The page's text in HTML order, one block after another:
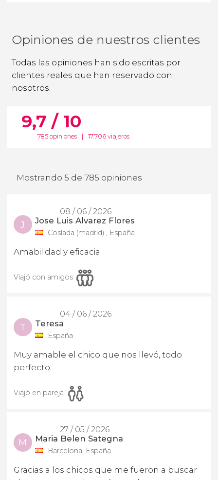
Opiniones de nuestros clientes
Todas las opiniones han sido escritas por
clientes reales que han reservado con
nosotros.
9,7 / 10
785 opiniones 17.706 viajeros
Mostrando 5 de 785 opiniones
08 / 06 / 2026
J Jose Luis Alvarez Flores
Coslada (madrid) , España
Amabilidad y eficacia
Viajó con amigos
04 / 06 / 2026
T Teresa
España
Muy amable el chico que nos llevó, todo
perfecto.
Viajó en pareja
27 / 05 / 2026
M Maria Belen Sategna
Barcelona, España
Gracias a los chicos que me fueron a buscar